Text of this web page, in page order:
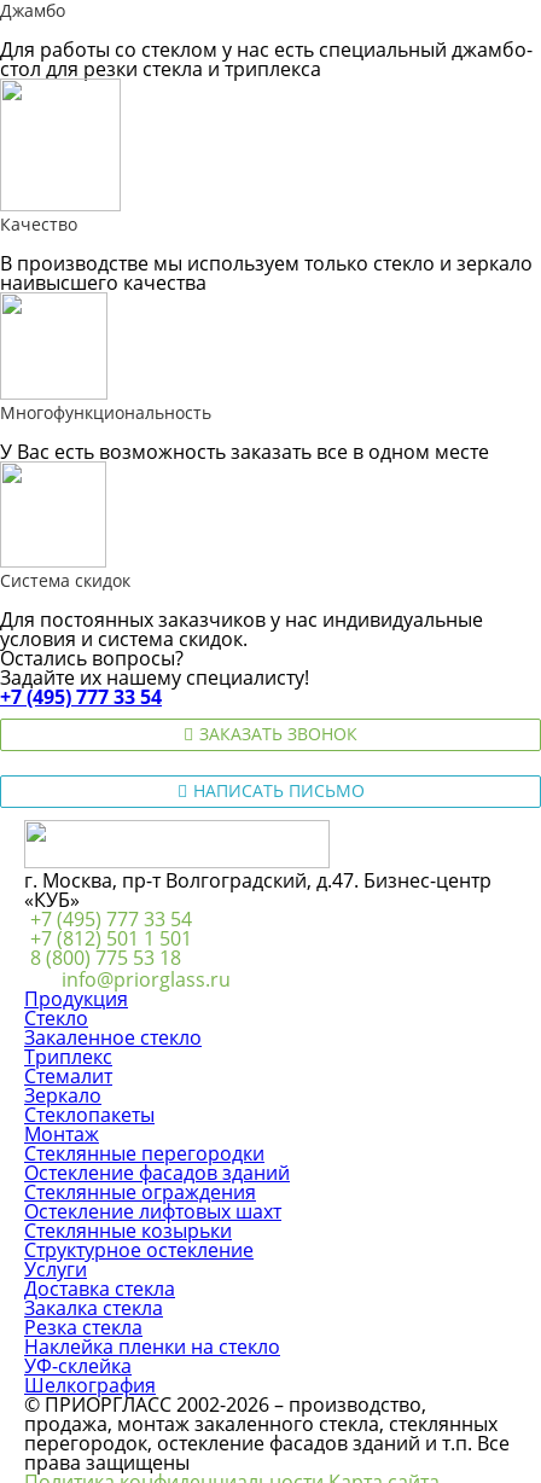
Джамбо
Для работы со стеклом у нас есть специальный джамбо-
стол для резки стекла и триплекса
Качество
В производстве мы используем только стекло и зеркало
наивысшего качества
Многофункциональность
У Вас есть возможность заказать все в одном месте
Система скидок
Для постоянных заказчиков у нас индивидуальные
условия и система скидок.
Остались вопросы?
Задайте их нашему специалисту!
+7 (495) 777 33 54
ЗАКАЗАТЬ ЗВОНОК
НАПИСАТЬ ПИСЬМО
г. Москва, пр-т Волгоградский, д.47. Бизнес-центр
«КУБ»
+7 (495) 777 33 54
+7 (812) 501 1 501
8 (800) 775 53 18
info@priorglass.ru
Продукция
Стекло
Закаленное стекло
Триплекс
Стемалит
Зеркало
Стеклопакеты
Монтаж
Стеклянные перегородки
Остекление фасадов зданий
Стеклянные ограждения
Остекление лифтовых шахт
Стеклянные козырьки
Структурное остекление
Услуги
Доставка стекла
Закалка стекла
Резка стекла
Наклейка пленки на стекло
УФ-склейка
Шелкография
© ПРИОРГЛАСС 2002-2026 – производство,
продажа, монтаж закаленного стекла, стеклянных
перегородок, остекление фасадов зданий и т.п. Все
права защищены